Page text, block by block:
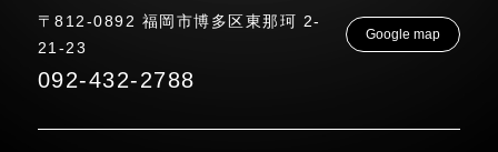
〒812-0892 福岡市博多区東那珂 2-
21-23
Google map
092-432-2788